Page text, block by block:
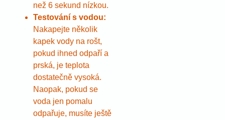
než 6 sekund nízkou.
Testování s vodou:
Nakapejte několik
kapek vody na rošt,
pokud ihned odpaří a
prská, je teplota
dostatečně vysoká.
Naopak, pokud se
voda jen pomalu
odpařuje, musíte ještě